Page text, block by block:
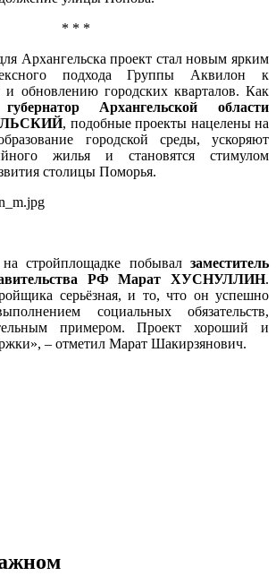
* * *
Архангельска проект стал новым ярким
подхода Группы Аквилон к
и обновлению городских кварталов. Как
губернатор Архангельской области
, подобные проекты нацелены на
городской среды, ускоряют
жилья и становятся стимулом
столицы Поморья.
стройплощадке побывал заместитель
РФ Марат ХУСНУЛЛИН.
серьёзная, и то, что он успешно
социальных обязательств,
примером. Проект хороший и
– отметил Марат Шакирзянович.